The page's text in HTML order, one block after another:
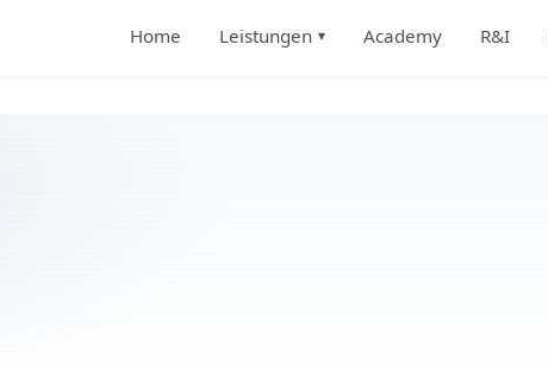
Home Leistungen Academy R&I